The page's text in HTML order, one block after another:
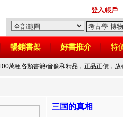
登入帳戶
暢銷書架 好書推介 特
萬種各類書籍/音像和精品，正品正價，
三国的真相